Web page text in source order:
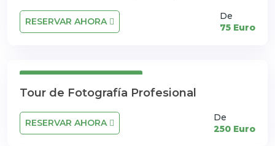
RESERVAR AHORA
De
75 Euro
Tour de Fotografía Profesional
RESERVAR AHORA
De
250 Euro